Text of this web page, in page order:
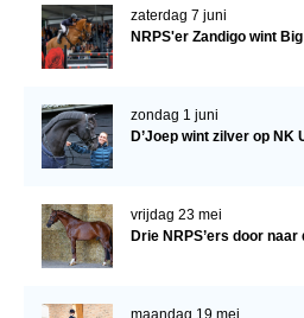
zaterdag 7 juni
NRPS'er Zandigo wint
zondag 1 juni
D’Joep wint zilver op NK
vrijdag 23 mei
Drie NRPS’ers door
maandag 19 mei